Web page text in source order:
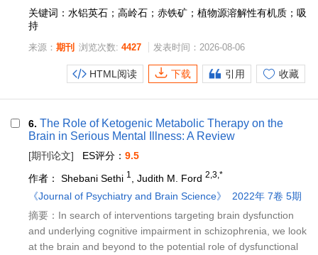
关键词：水铝英石；高岭石；赤铁矿；植物源溶解性有机质；吸
持
来源： 期刊 浏览次数: 4427 发表时间：2026-08-06
HTML阅读 下载 引用 收藏
6. The Role of Ketogenic Metabolic Therapy on the
Brain in Serious Mental Illness: A Review
[期刊论文] ES评分： 9.5
作者： Shebani Sethi 1 , Judith M. Ford 2,3,*
《Journal of Psychiatry and Brain Science》
2022年 7卷 5期
摘要：In search of interventions targeting brain dysfunction
and underlying cognitive impairment in schizophrenia, we look
at the brain and beyond to the potential role of dysfunctional